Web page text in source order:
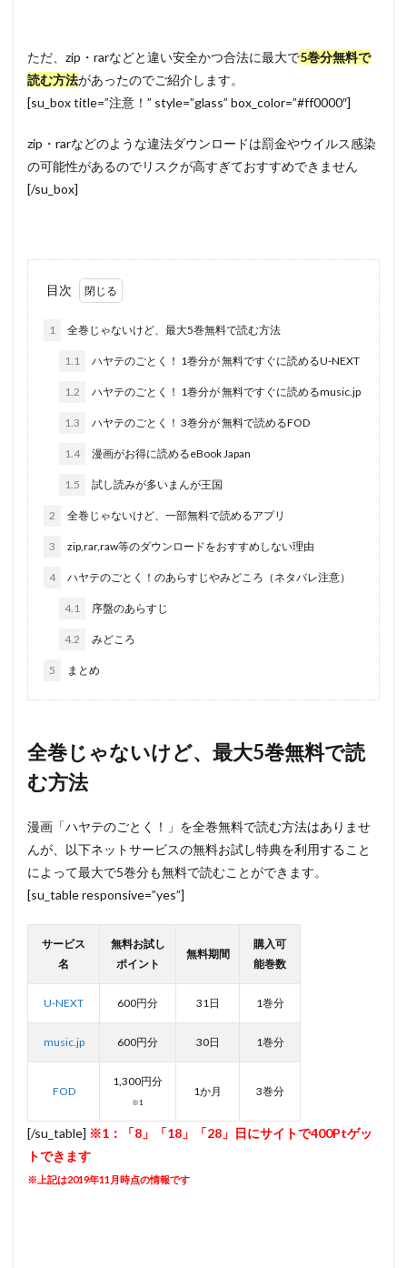
ただ、zip・rarなどと違い安全かつ合法に最大で5巻分無料で
読む方法があったのでご紹介します。
[su_box title=”注意！” style=”glass” box_color=”#ff0000″]
zip・rarなどのような違法ダウンロードは罰金やウイルス感染
の可能性があるのでリスクが高すぎておすすめできません
[/su_box]
目次
1 全巻じゃないけど、最大5巻無料で読む方法
1.1 ハヤテのごとく！ 1巻分が 無料ですぐに読めるU-NEXT
1.2 ハヤテのごとく！ 1巻分が 無料ですぐに読めるmusic.jp
1.3 ハヤテのごとく！ 3巻分が 無料で読めるFOD
1.4 漫画がお得に読めるeBook Japan
1.5 試し読みが多いまんが王国
2 全巻じゃないけど、一部無料で読めるアプリ
3 zip,rar,raw等のダウンロードをおすすめしない理由
4 ハヤテのごとく！のあらすじやみどころ（ネタバレ注意）
4.1 序盤のあらすじ
4.2 みどころ
5 まとめ
全巻じゃないけど、最大5巻無料で読
む方法
漫画「ハヤテのごとく！」を全巻無料で読む方法はありませ
んが、以下ネットサービスの無料お試し特典を利用すること
によって最大で5巻分も無料で読むことができます。
[su_table responsive=”yes”]
サービス
名
無料お試し
ポイント
無料期間
購入可
能巻数
U-NEXT 600円分 31日 1巻分
music.jp 600円分 30日 1巻分
FOD
1,300円分
※1
1か月 3巻分
[/su_table] ※1：「8」「18」「28」日にサイトで400Ptゲッ
トできます
※上記は2019年11月時点の情報です